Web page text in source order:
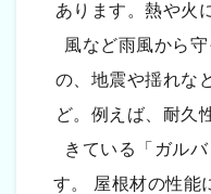
あります。熱や火
風など雨風から
の、地震や揺れな
ど。例えば、耐久
きている「ガル
す。 屋根材の性能